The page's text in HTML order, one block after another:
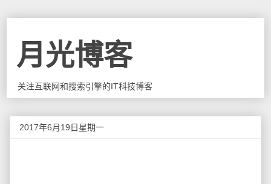
月光博客
关注互联网和搜索引擎的IT科技博客
2017年6月19日星期一